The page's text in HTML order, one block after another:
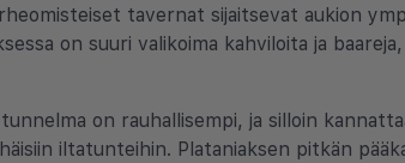
tavernat sijaitsevat aukion
on suuri valikoima kahviloita ja
on rauhallisempi, ja silloin
iltatunteihin. Plataniaksen pitkän